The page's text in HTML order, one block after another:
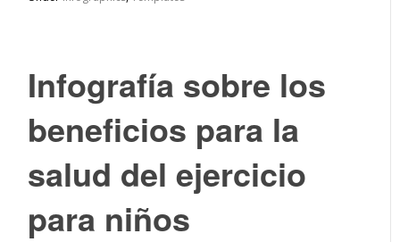
Infografía sobre los
beneficios para la
salud del ejercicio
para niños